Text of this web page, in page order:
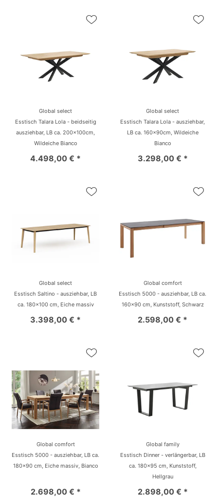
Global select
Esstisch Talara Lola - beidseitig
ausziehbar, LB ca. 200x100cm,
Wildeiche Bianco
4.498,00 € *
Global select
Esstisch Talara Lola - ausziehbar,
LB ca. 160x90cm, Wildeiche
Bianco
3.298,00 € *
Global select
Esstisch Saltino - ausziehbar, LB
ca. 180x100 cm, Eiche massiv
3.398,00 € *
Global comfort
Esstisch 5000 - ausziehbar, LB ca.
160x90 cm, Kunststoff, Schwarz
2.598,00 € *
Global comfort
Esstisch 5000 - ausziehbar, LB ca.
180x90 cm, Eiche massiv, Bianco
2.698,00 € *
Global family
Esstisch Dinner - verlängerbar, LB
ca. 180x95 cm, Kunststoff,
Hellgrau
2.898,00 € *